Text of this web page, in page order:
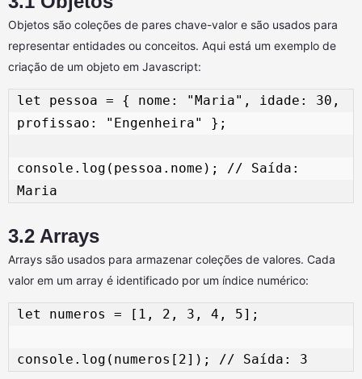
Objetos são coleções de pares chave-valor e são usados para
representar entidades ou conceitos. Aqui está um exemplo de
criação de um objeto em Javascript:
let pessoa = { nome: "Maria", idade: 30,
profissao: "Engenheira" };
console.log(pessoa.nome); // Saída:
3.2 Arrays
Arrays são usados para armazenar coleções de valores. Cada
valor em um array é identificado por um índice numérico:
let numeros = [1, 2, 3, 4, 5];